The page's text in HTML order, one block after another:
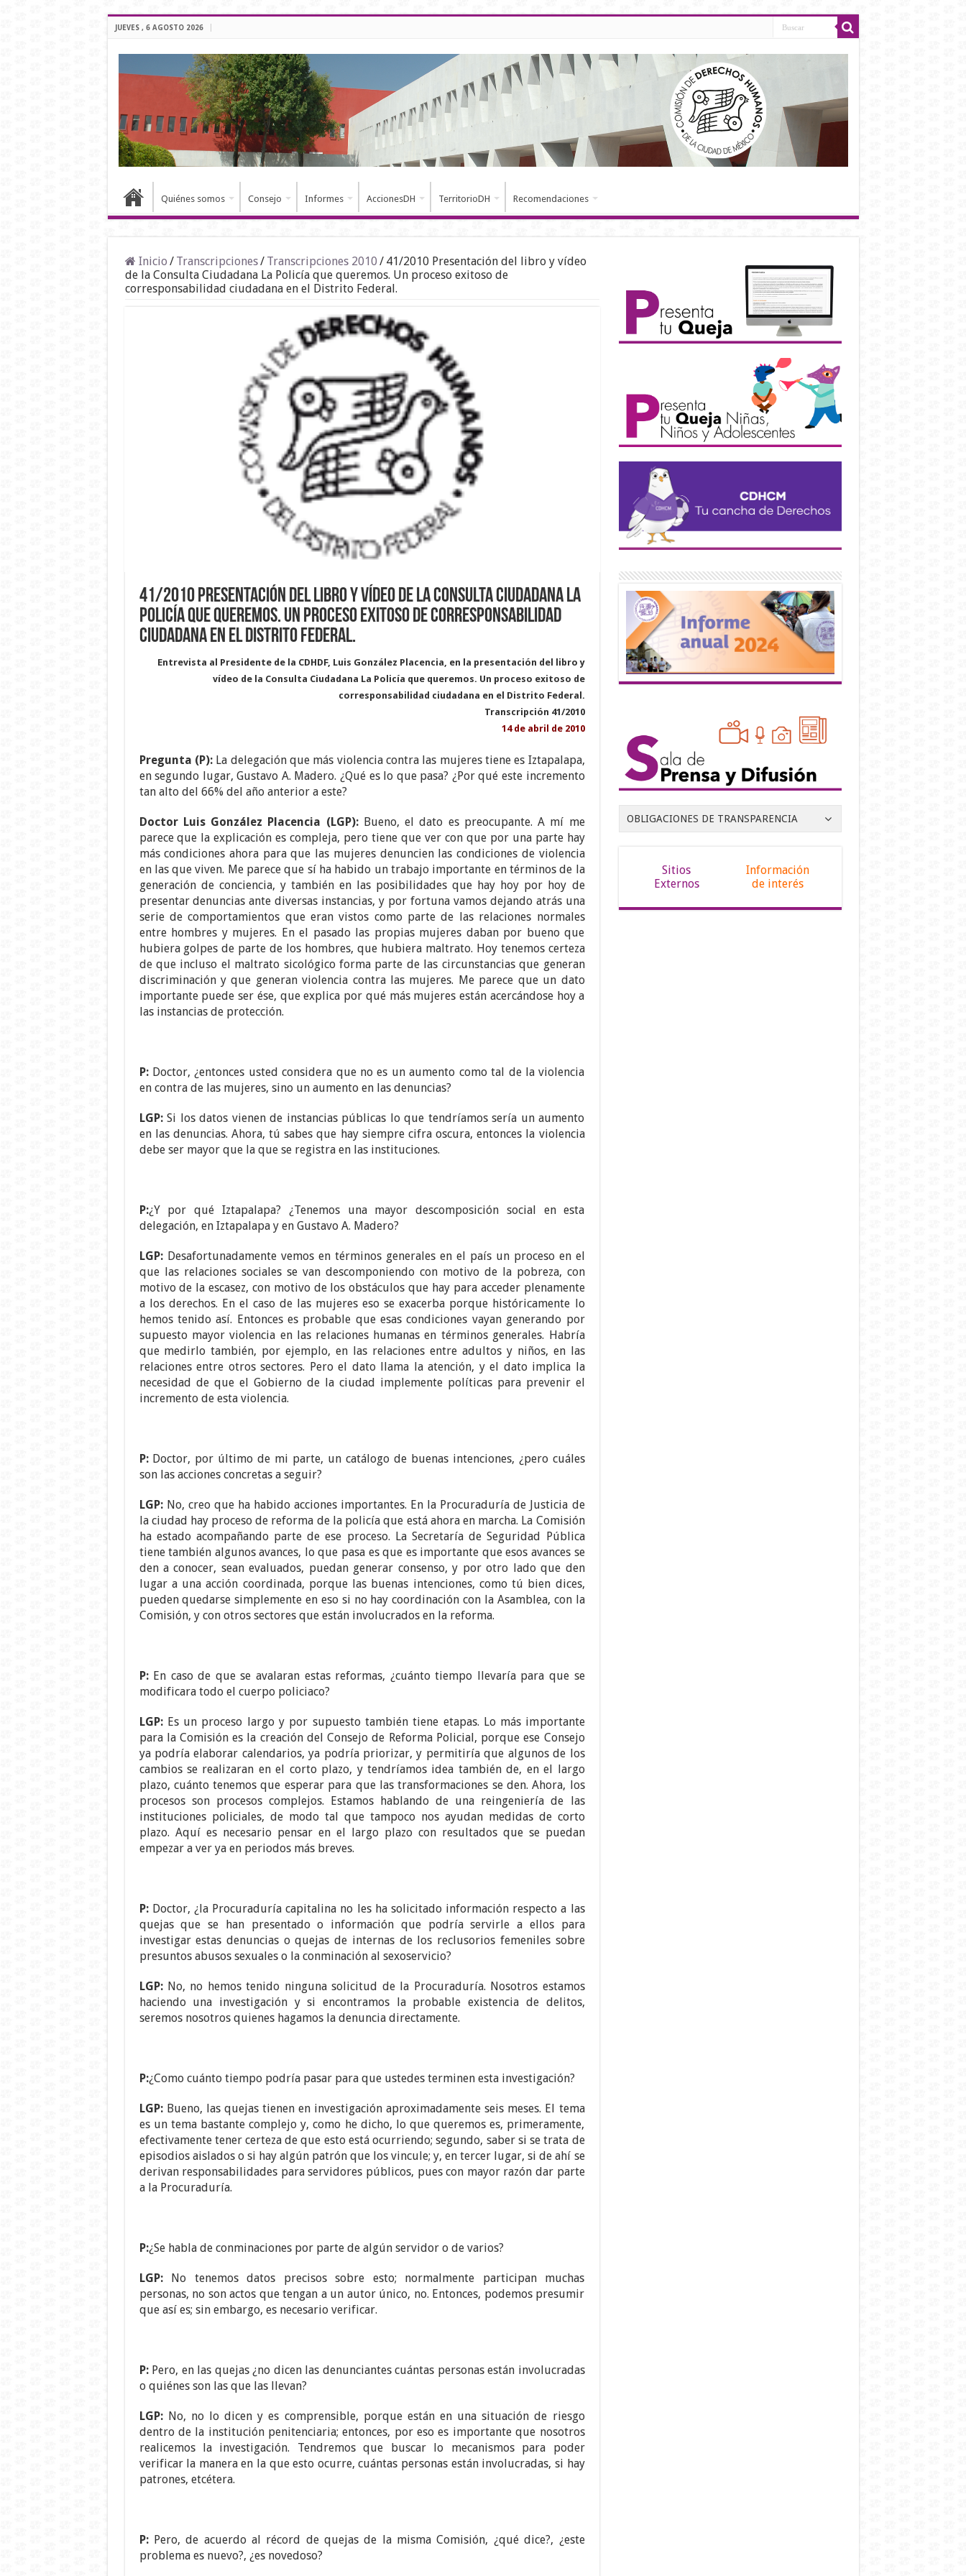
JUEVES , 6 AGOSTO 2026
Quiénes somos Consejo Informes AccionesDH TerritorioDH Recomendaciones
Inicio / Transcripciones/ Transcripciones 2010 / 41/2010 Presentación del libro y vídeo
de la Consulta Ciudadana La Policía que queremos. Un proceso exitoso de
corresponsabilidad ciudadana en el Distrito Federal.
41/2010 Presentación del libro y vídeo de la Consulta Ciudadana La
Policía que queremos. Un proceso exitoso de corresponsabilidad
ciudadana en el Distrito Federal.
Entrevista al Presidente de la CDHDF, Luis González Placencia, en la presentación del libro y
vídeo de la Consulta Ciudadana La Policía que queremos. Un proceso exitoso de
corresponsabilidad ciudadana en el Distrito Federal.
Transcripción 41/2010
14 de abril de 2010
Pregunta (P):La delegación que más violencia contra las mujeres tiene es Iztapalapa,
en segundo lugar, Gustavo A. Madero. ¿Qué es lo que pasa? ¿Por qué este incremento
tan alto del 66% del año anterior a este?
Doctor Luis González Placencia (LGP):Bueno, el dato es preocupante. A mí me
parece que la explicación es compleja, pero tiene que ver con que por una parte hay
más condiciones ahora para que las mujeres denuncien las condiciones de violencia
en las que viven. Me parece que sí ha habido un trabajo importante en términos de la
generación de conciencia, y también en las posibilidades que hay hoy por hoy de
presentar denuncias ante diversas instancias, y por fortuna vamos dejando atrás una
serie de comportamientos que eran vistos como parte de las relaciones normales
entre hombres y mujeres. En el pasado las propias mujeres daban por bueno que
hubiera golpes de parte de los hombres, que hubiera maltrato. Hoy tenemos certeza
de que incluso el maltrato sicológico forma parte de las circunstancias que generan
discriminación y que generan violencia contra las mujeres. Me parece que un dato
importante puede ser ése, que explica por qué más mujeres están acercándose hoy a
las instancias de protección.
P:Doctor, ¿entonces usted considera que no es un aumento como tal de la violencia
en contra de las mujeres, sino un aumento en las denuncias?
LGP:Si los datos vienen de instancias públicas lo que tendríamos sería un aumento
en las denuncias. Ahora, tú sabes que hay siempre cifra oscura, entonces la violencia
debe ser mayor que la que se registra en las instituciones.
P:¿Y por qué Iztapalapa? ¿Tenemos una mayor descomposición social en esta
delegación, en Iztapalapa y en Gustavo A. Madero?
LGP:Desafortunadamente vemos en términos generales en el país un proceso en el
que las relaciones sociales se van descomponiendo con motivo de la pobreza, con
motivo de la escasez, con motivo de los obstáculos que hay para acceder plenamente
a los derechos. En el caso de las mujeres eso se exacerba porque históricamente lo
hemos tenido así. Entonces es probable que esas condiciones vayan generando por
supuesto mayor violencia en las relaciones humanas en términos generales. Habría
que medirlo también, por ejemplo, en las relaciones entre adultos y niños, en las
relaciones entre otros sectores. Pero el dato llama la atención, y el dato implica la
necesidad de que el Gobierno de la ciudad implemente políticas para prevenir el
incremento de esta violencia.
P:Doctor, por último de mi parte, un catálogo de buenas intenciones, ¿pero cuáles
son las acciones concretas a seguir?
LGP:No, creo que ha habido acciones importantes. En la Procuraduría de Justicia de
la ciudad hay proceso de reforma de la policía que está ahora en marcha. La Comisión
ha estado acompañando parte de ese proceso. La Secretaría de Seguridad Pública
tiene también algunos avances, lo que pasa es que es importante que esos avances se
den a conocer, sean evaluados, puedan generar consenso, y por otro lado que den
lugar a una acción coordinada, porque las buenas intenciones, como tú bien dices,
pueden quedarse simplemente en eso si no hay coordinación con la Asamblea, con la
Comisión, y con otros sectores que están involucrados en la reforma.
P:En caso de que se avalaran estas reformas, ¿cuánto tiempo llevaría para que se
modificara todo el cuerpo policiaco?
LGP:Es un proceso largo y por supuesto también tiene etapas. Lo más importante
para la Comisión es la creación del Consejo de Reforma Policial, porque ese Consejo
ya podría elaborar calendarios, ya podría priorizar, y permitiría que algunos de los
cambios se realizaran en el corto plazo, y tendríamos idea también de, en el largo
plazo, cuánto tenemos que esperar para que las transformaciones se den. Ahora, los
procesos son procesos complejos. Estamos hablando de una reingeniería de las
instituciones policiales, de modo tal que tampoco nos ayudan medidas de corto
plazo. Aquí es necesario pensar en el largo plazo con resultados que se puedan
empezar a ver ya en periodos más breves.
P:Doctor, ¿la Procuraduría capitalina no les ha solicitado información respecto a las
quejas que se han presentado o información que podría servirle a ellos para
investigar estas denuncias o quejas de internas de los reclusorios femeniles sobre
presuntos abusos sexuales o la conminación al sexoservicio?
LGP:No, no hemos tenido ninguna solicitud de la Procuraduría. Nosotros estamos
haciendo una investigación y si encontramos la probable existencia de delitos,
seremos nosotros quienes hagamos la denuncia directamente.
P:¿Como cuánto tiempo podría pasar para que ustedes terminen esta investigación?
LGP:Bueno, las quejas tienen en investigación aproximadamente seis meses. El tema
es un tema bastante complejo y, como he dicho, lo que queremos es, primeramente,
efectivamente tener certeza de que esto está ocurriendo; segundo, saber si se trata de
episodios aislados o si hay algún patrón que los vincule; y, en tercer lugar, si de ahí se
derivan responsabilidades para servidores públicos, pues con mayor razón dar parte
a la Procuraduría.
P:¿Se habla de conminaciones por parte de algún servidor o de varios?
LGP:No tenemos datos precisos sobre esto; normalmente participan muchas
personas, no son actos que tengan a un autor único, no. Entonces, podemos presumir
que así es; sin embargo, es necesario verificar.
P:Pero, en las quejas ¿no dicen las denunciantes cuántas personas están involucradas
o quiénes son las que las llevan?
LGP:No, no lo dicen y es comprensible, porque están en una situación de riesgo
dentro de la institución penitenciaria; entonces, por eso es importante que nosotros
realicemos la investigación. Tendremos que buscar lo mecanismos para poder
verificar la manera en la que esto ocurre, cuántas personas están involucradas, si hay
patrones, etcétera.
P:Pero, de acuerdo al récord de quejas de la misma Comisión, ¿qué dice?, ¿este
problema es nuevo?, ¿es novedoso?
OBLIGACIONES DE TRANSPARENCIA
Sitios
Externos
Información
de interés